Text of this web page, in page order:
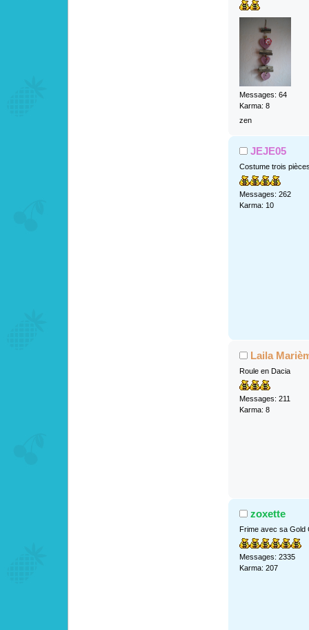
Messages: 64
Karma: 8
zen
JEJE05
Costume trois
Messages: 262
Karma: 10
Laila
Roule en Dacia
Messages: 211
Karma: 8
zoxette
Frime avec sa Gold
Messages: 2335
Karma: 207